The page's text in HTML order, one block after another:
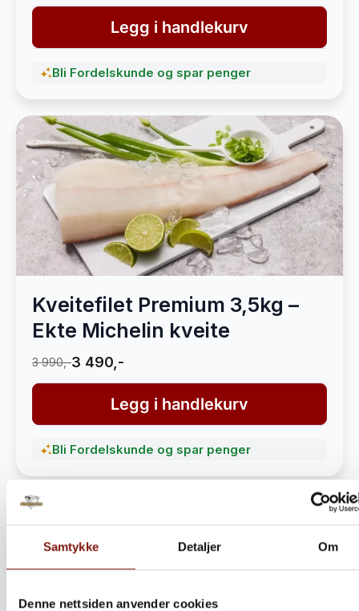
Samtykke Detaljer Om
Denne nettsiden anvender cookies
Legg i handlekurv
Bli Fordelskunde og spar penger
Kveitefilet Premium 3,5kg –
Ekte Michelin kveite
3 990,-3 490,-
Legg i handlekurv
Bli Fordelskunde og spar penger